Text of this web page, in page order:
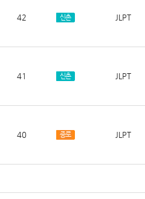
42 신촌 JLPT
41 신촌 JLPT
40 종로 JLPT